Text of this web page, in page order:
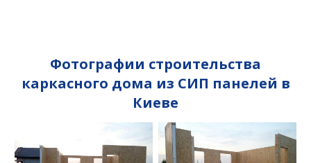
Фотографии строительства
каркасного дома из СИП панелей в
Киеве